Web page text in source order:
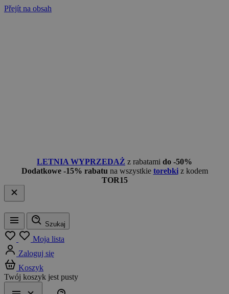
Přejít na obsah
LETNIA WYPRZEDAŻ z rabatami do -50%
Dodatkowe -15% rabatu na wszystkie torebkiz kodem
TOR15
Menu
Szukaj
Moja lista
Zaloguj się
Koszyk
Twój koszyk jest pusty